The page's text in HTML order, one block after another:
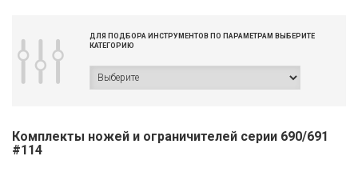
ДЛЯ ПОДБОРА ИНСТРУМЕНТОВ ПО ПАРАМЕТРАМ ВЫБЕРИТЕ
КАТЕГОРИЮ
Комплекты ножей и ограничителей серии 690/691
#114